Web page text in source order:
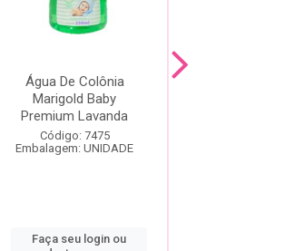
Água De Colônia
Marigold Baby
Premium Lavanda
Código: 7475
Embalagem: UNIDADE
Faça seu login ou